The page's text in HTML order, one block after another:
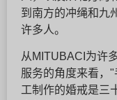
到南方的冲绳和九
许多人。
从MITUBACI为许
服务的角度来看，"
工制作的婚戒是三